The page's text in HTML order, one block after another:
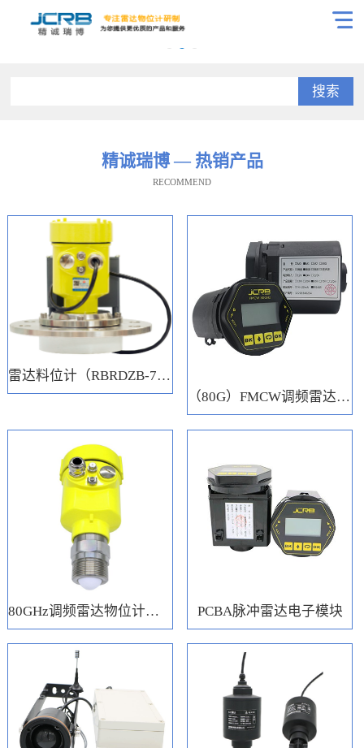
搜索
精诚瑞博 — 热销产品
RECOMMEND
雷达料位计（RBRDZB-71-6-C）
（80G）FMCW调频雷达电子模块
80GHz调频雷达物位计（RBRD71） PCBA脉冲雷达电子模块